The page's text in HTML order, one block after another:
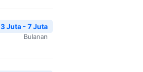
3 Juta - 7 Juta
Bulanan